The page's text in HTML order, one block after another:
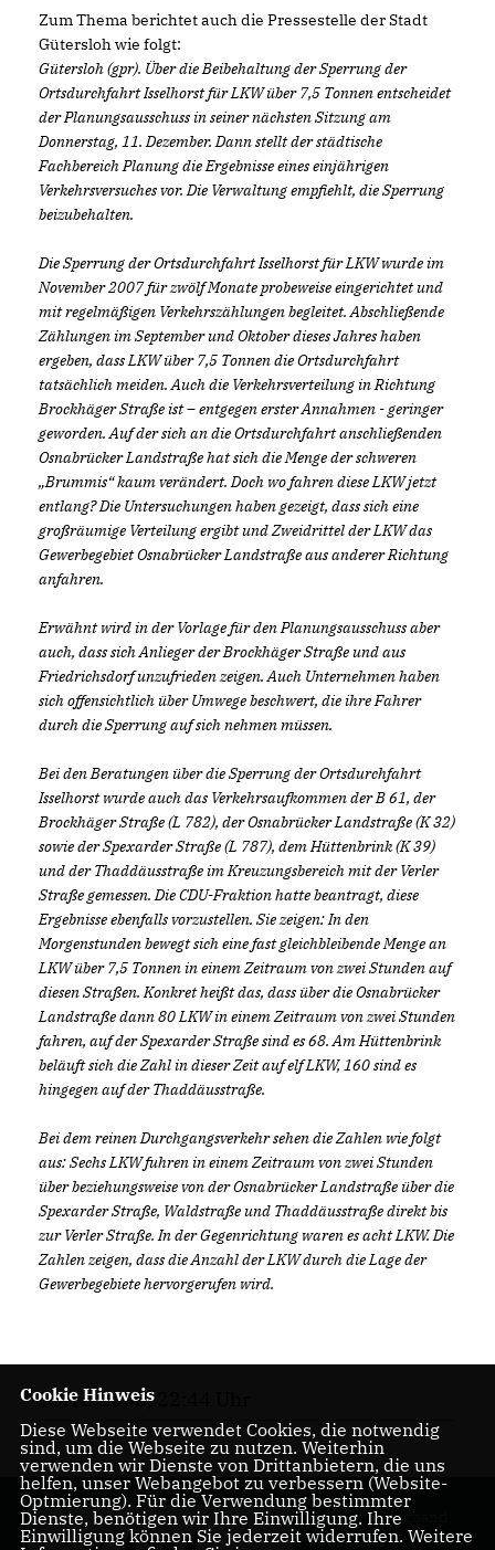
Zum Thema berichtet auch die Pressestelle der Stadt
Gütersloh wie folgt:
Gütersloh (gpr). Über die Beibehaltung der Sperrung der
Ortsdurchfahrt Isselhorst für LKW über 7,5 Tonnen entscheidet
der Planungsausschuss in seiner nächsten Sitzung am
Donnerstag, 11. Dezember. Dann stellt der städtische
Fachbereich Planung die Ergebnisse eines einjährigen
Verkehrsversuches vor. Die Verwaltung empfiehlt, die Sperrung
beizubehalten.
Die Sperrung der Ortsdurchfahrt Isselhorst für LKW wurde im
November 2007 für zwölf Monate probeweise eingerichtet und
mit regelmäßigen Verkehrszählungen begleitet. Abschließende
Zählungen im September und Oktober dieses Jahres haben
ergeben, dass LKW über 7,5 Tonnen die Ortsdurchfahrt
tatsächlich meiden. Auch die Verkehrsverteilung in Richtung
Brockhäger Straße ist – entgegen erster Annahmen - geringer
geworden. Auf der sich an die Ortsdurchfahrt anschließenden
Osnabrücker Landstraße hat sich die Menge der schweren
Brummis“ kaum verändert. Doch wo fahren diese LKW jetzt
entlang? Die Untersuchungen haben gezeigt, dass sich eine
großräumige Verteilung ergibt und Zweidrittel der LKW das
Gewerbegebiet Osnabrücker Landstraße aus anderer Richtung
anfahren.
Erwähnt wird in der Vorlage für den Planungsausschuss aber
auch, dass sich Anlieger der Brockhäger Straße und aus
Friedrichsdorf unzufrieden zeigen. Auch Unternehmen haben
sich offensichtlich über Umwege beschwert, die ihre Fahrer
durch die Sperrung auf sich nehmen müssen.
Bei den Beratungen über die Sperrung der Ortsdurchfahrt
Isselhorst wurde auch das Verkehrsaufkommen der B 61, der
Brockhäger Straße (L 782), der Osnabrücker Landstraße (K 32)
sowie der Spexarder Straße (L 787), dem Hüttenbrink (K 39)
und der Thaddäusstraße im Kreuzungsbereich mit der Verler
Straße gemessen. Die CDU-Fraktion hatte beantragt, diese
Ergebnisse ebenfalls vorzustellen. Sie zeigen: In den
Morgenstunden bewegt sich eine fast gleichbleibende Menge an
LKW über 7,5 Tonnen in einem Zeitraum von zwei Stunden auf
diesen Straßen. Konkret heißt das, dass über die Osnabrücker
Landstraße dann 80 LKW in einem Zeitraum von zwei Stunden
fahren, auf der Spexarder Straße sind es 68. Am Hüttenbrink
beläuft sich die Zahl in dieser Zeit auf elf LKW, 160 sind es
hingegen auf der Thaddäusstraße.
Bei dem reinen Durchgangsverkehr sehen die Zahlen wie folgt
aus: Sechs LKW fuhren in einem Zeitraum von zwei Stunden
über beziehungsweise von der Osnabrücker Landstraße über die
Spexarder Straße, Waldstraße und Thaddäusstraße direkt bis
zur Verler Straße. In der Gegenrichtung waren es acht LKW. Die
Zahlen zeigen, dass die Anzahl der LKW durch die Lage der
Gewerbegebiete hervorgerufen wird.
08.12.2008, 22:44 Uhr
CDU-Stadtverband
Gütersloh
Cookie Hinweis
Diese Webseite verwendet Cookies, die notwendig
sind, um die Webseite zu nutzen. Weiterhin
verwenden wir Dienste von Drittanbietern, die uns
helfen, unser Webangebot zu verbessern (Website-
Optmierung). Für die Verwendung bestimmter
Dienste, benötigen wir Ihre Einwilligung. Ihre
Einwilligung können Sie jederzeit widerrufen. Weitere